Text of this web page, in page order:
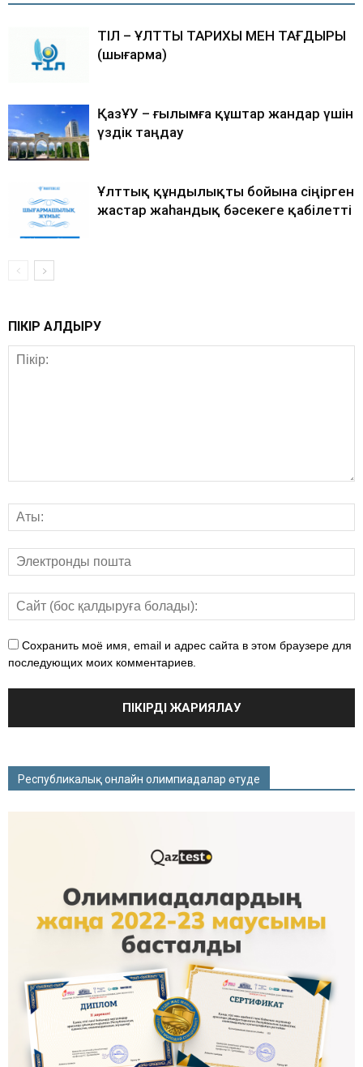
ТІЛ – ҰЛТТЫҢ ТАРИХЫ МЕН ТАҒДЫРЫ
(шығарма)
ҚазҰУ – ғылымға құштар жандар үшін
үздік таңдау
Ұлттық құндылықты бойына сіңірген
жастар жаһандық бәсекеге қабілетті
ПІКІР ҚАЛДЫРУ
Сохранить моё имя, email и адрес сайта в этом браузере для
последующих моих комментариев.
Республикалық онлайн олимпиадалар өтуде